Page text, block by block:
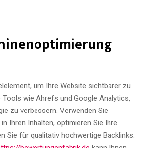
um Ihre Website sichtbarer zu
Tools wie Ahrefs und Google Analytics,
zu verbessern. Verwenden Sie
Ihren Inhalten, optimieren Sie Ihre
Sie für qualitativ hochwertige Backlinks.